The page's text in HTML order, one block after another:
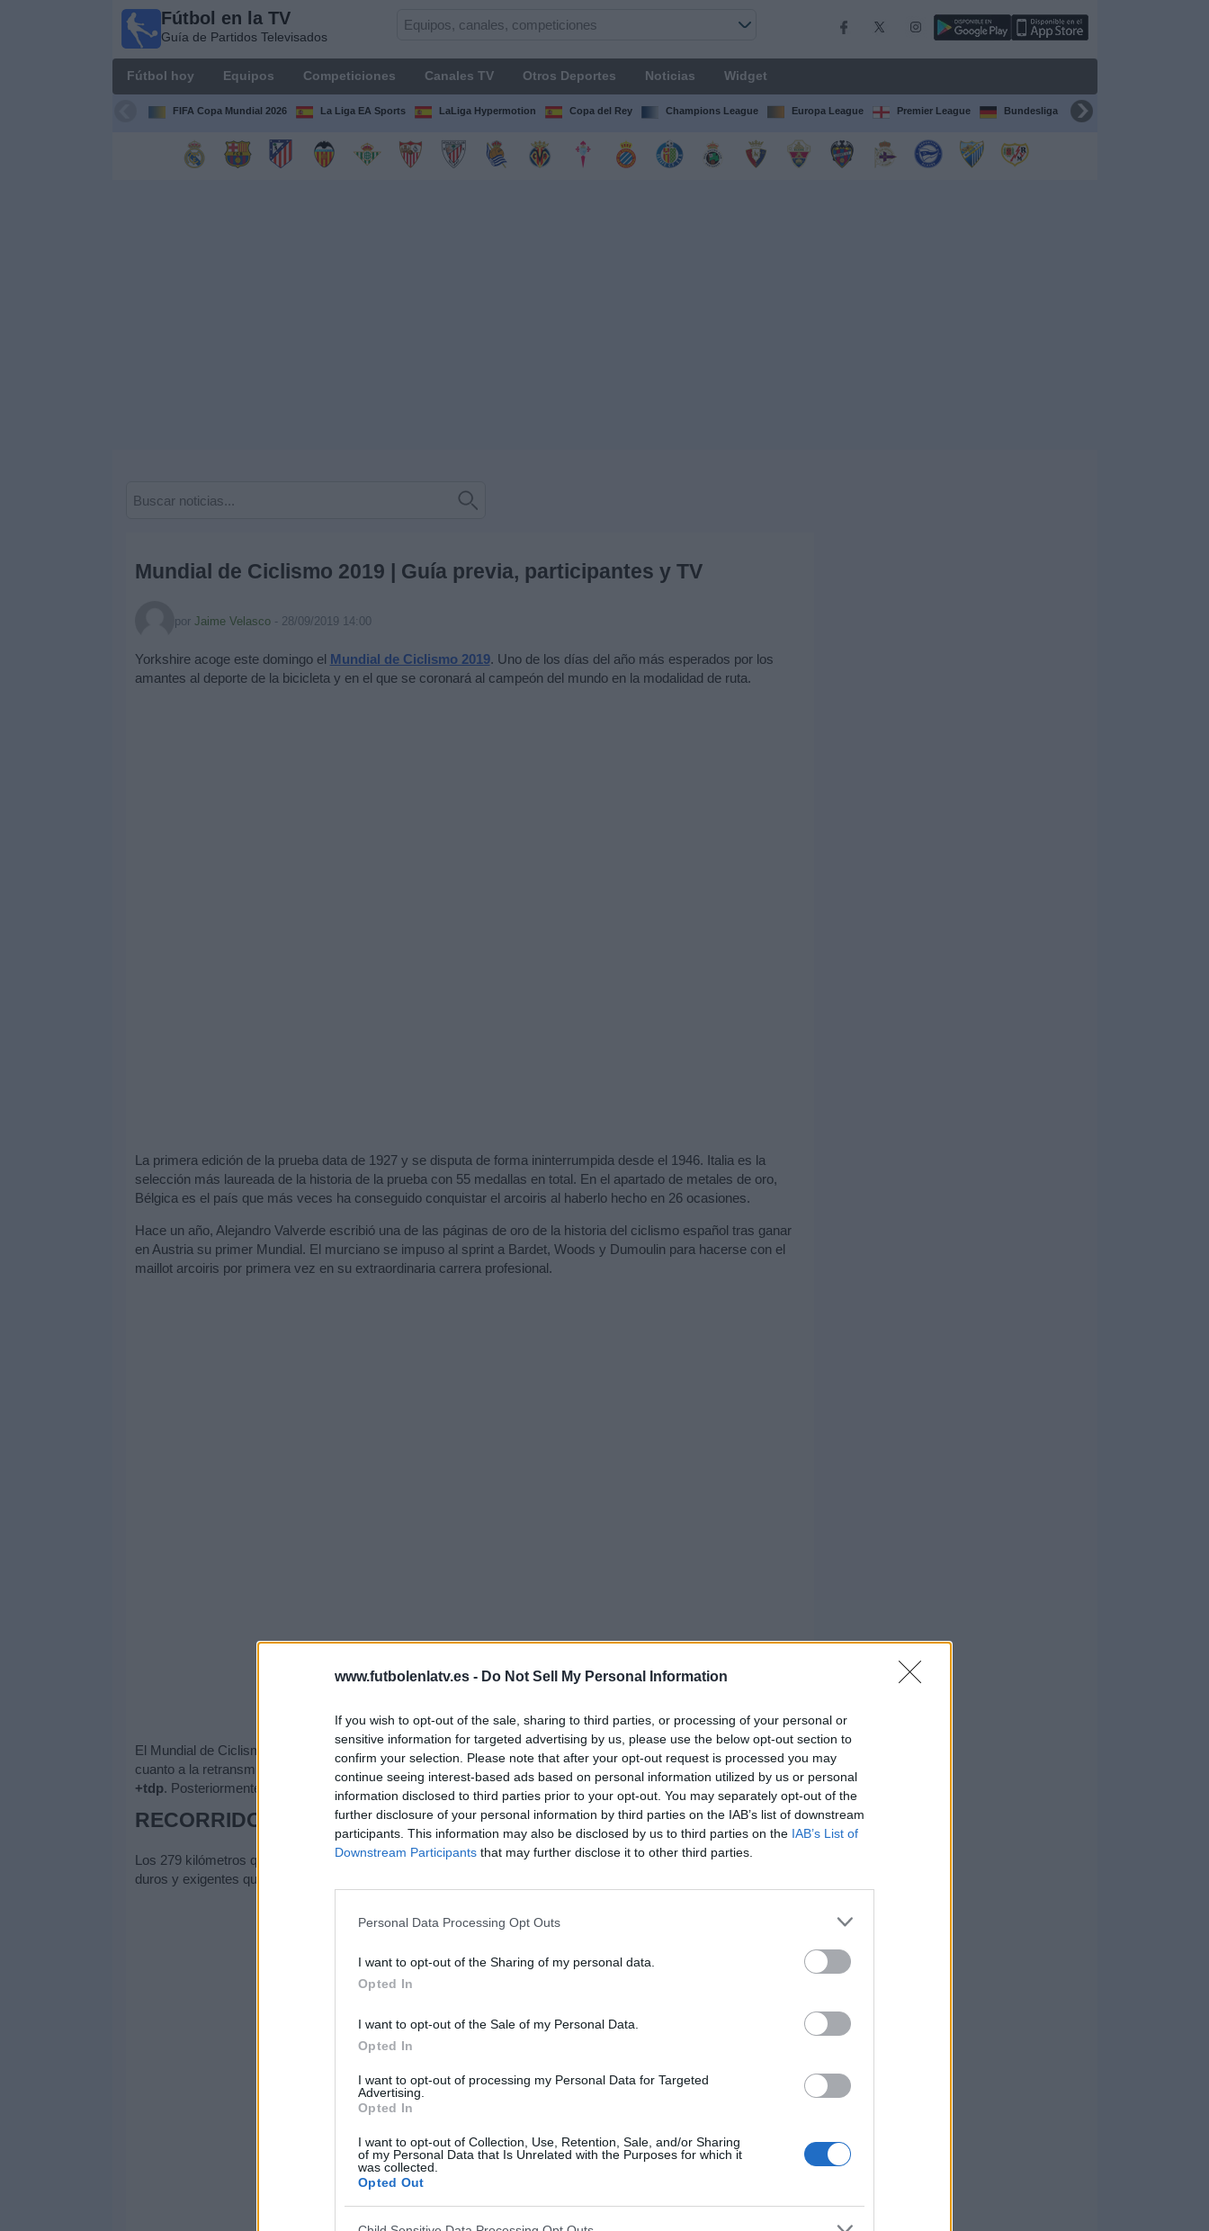
www.futbolenlatv.es - Do Not Sell My Personal Information
If you wish to opt-out of the sale, sharing to third parties, or processing of your personal or
sensitive information for targeted advertising by us, please use the below opt-out section to
confirm your selection. Please note that after your opt-out request is processed you may
continue seeing interest-based ads based on personal information utilized by us or personal
information disclosed to third parties prior to your opt-out. You may separately opt-out of the
further disclosure of your personal information by third parties on the IAB’s list of downstream
participants. This information may also be disclosed by us to third parties on the IAB’s List of
Downstream Participants that may further disclose it to other third parties.
Personal Data Processing Opt Outs
I want to opt-out of the Sharing of my personal data.
Opted In
I want to opt-out of the Sale of my Personal Data.
Opted In
I want to opt-out of processing my Personal Data for Targeted
Advertising.
Opted In
I want to opt-out of Collection, Use, Retention, Sale, and/or Sharing
of my Personal Data that Is Unrelated with the Purposes for which it
was collected.
Opted Out
Fútbol en la TV
Guía de Partidos Televisados
Fútbol hoy Equipos Competiciones Canales TV Otros Deportes Noticias Widget
FIFA Copa Mundial 2026 La Liga EA Sports LaLiga Hypermotion Copa del Rey Champions League Europa League Premier League Bundesliga Supercopa de España
Mundial de Ciclismo 2019 | Guía previa, participantes y TV
por Jaime Velasco - 28/09/2019 14:00
Yorkshire acoge este domingo el Mundial de Ciclismo 2019. Uno de los días del año más esperados por los
amantes al deporte de la bicicleta y en el que se coronará al campeón del mundo en la modalidad de ruta.
La primera edición de la prueba data de 1927 y se disputa de forma ininterrumpida desde el 1946. Italia es la
selección más laureada de la historia de la prueba con 55 medallas en total. En el apartado de metales de oro,
Bélgica es el país que más veces ha conseguido conquistar el arcoiris al haberlo hecho en 26 ocasiones.
Hace un año, Alejandro Valverde escribió una de las páginas de oro de la historia del ciclismo español tras ganar
en Austria su primer Mundial. El murciano se impuso al sprint a Bardet, Woods y Dumoulin para hacerse con el
maillot arcoiris por primera vez en su extraordinaria carrera profesional.
El Mundial de Ciclismo 2019 en ruta se podrá ver en directo en televisión desde las 09:30 en Eurosport 1
. En
cuanto a la retransmisión de Televisión Española, la prueba se podrá seguir desde el inicio por internet a través de
+tdp. Posteriormente, desde las 15:00, Teledeporte conectará para ofrecer los kilómetros decisivos.
RECORRIDO
Los 279 kilómetros que tendrán que afrontar los ciclistas con salida en Leeds y llegada en Harrogate son menos
duros y exigentes que los de la edición del Mundial de Ciclismo 2018.